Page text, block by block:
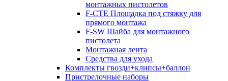
монтажных пистолетов
F-CTE Площадка под стяжку для
прямого монтажа
F-SW Шайба для монтажного
пистолета
Монтажная лента
Средства для ухода
Комплекты гвозди+клипсы+баллон
Пристрелочные наборы